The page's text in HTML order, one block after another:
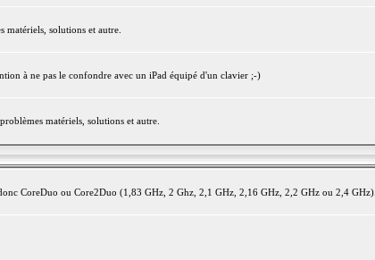
solutions et autre.
à ne pas le confondre avec un iPad équipé d'un clavier ;-)
matériels, solutions et autre.
CoreDuo ou Core2Duo (1,83 GHz, 2 Ghz, 2,1 GHz, 2,16 GHz, 2,2 GHz ou 2,4 GHz).